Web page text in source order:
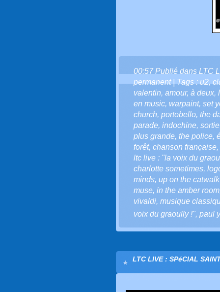
00:57 Publié dans LTC
permanent| Tags :u2,
valentin, amour, à deux,
en music, warpaint, set
church, portobello, the
parade, indochine,
plus grande, the police,
forêt, chanson française,
ltc live : "la voix du
charlotte sometimes,
minds, up on the catwalk
muse, in the amber room
vivaldi, musique
voix du graoully !", paul
LTC LIVE : SPéCIAL